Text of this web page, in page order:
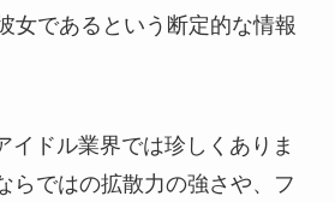
女であるという断定的な情報
イドル業界では珍しくありま
らではの拡散力の強さや、フ